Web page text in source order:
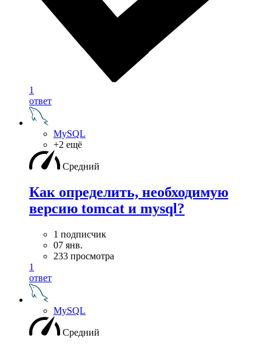
1
ответ
MySQL
+2 ещё
Средний
Как определить, необходимую
версию tomcat и mysql?
1 подписчик
07 янв.
233 просмотра
1
ответ
MySQL
Средний